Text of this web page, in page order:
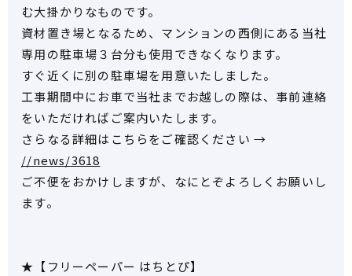
む大掛かりなものです。
資材置き場となるため、マンションの西側にある当社
専用の駐車場３台分も使用できなくなります。
すぐ近くに別の駐車場を用意いたしました。
工事期間中にお車で当社までお越しの際は、事前連絡
をいただければご案内いたします。
さらなる詳細はこちらをご確認ください →
//news/3618
ご不便をおかけしますが、なにとぞよろしくお願いし
ます。
★【フリーペーパー はちとぴ】